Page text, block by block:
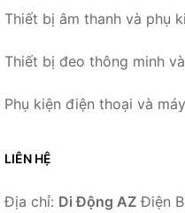
Thiết bị âm thanh và phụ
Thiết bị đeo thông minh
Phụ kiện điện thoại và
LIÊN HỆ
Địa chỉ: Di Động AZ Điện